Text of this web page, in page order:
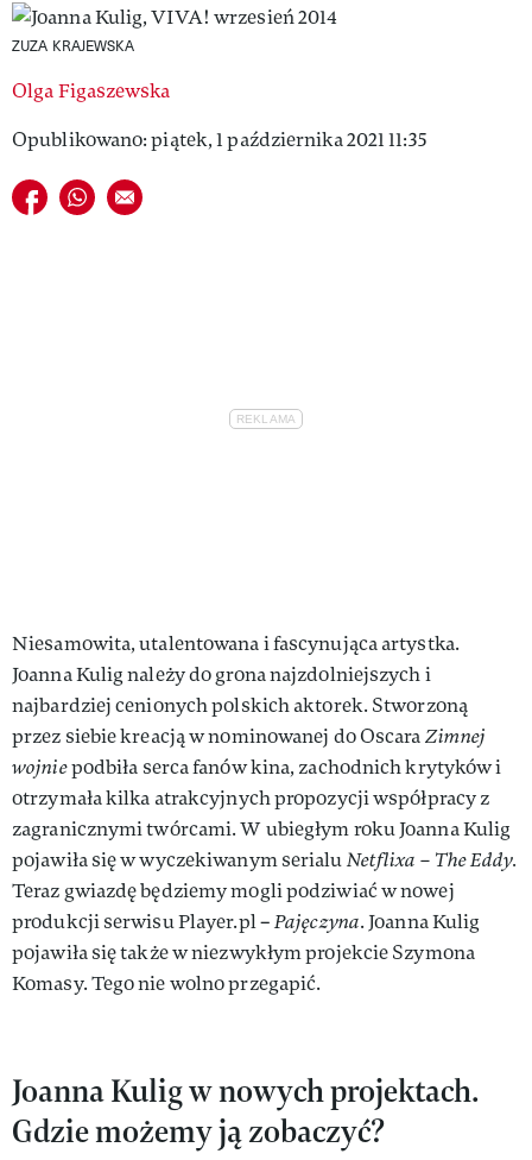
VIVA!PEOPLE POWER
VIVA!ITAKA
MAGAZYN VIVA!
ZUZA KRAJEWSKA
Olga Figaszewska
Opublikowano: piątek, 1 października 2021 11:35
Udostępnij na facebook
Udostępnij na whatsapp
E-mail do przyjaciela
Niesamowita, utalentowana i fascynująca artystka.
Joanna Kulig należy do grona najzdolniejszych i
najbardziej cenionych polskich aktorek. Stworzoną
przez siebie kreacją w nominowanej do OscaraZimnej
wojniepodbiła serca fanów kina, zachodnich krytyków i
otrzymała kilka atrakcyjnych propozycji współpracy z
zagranicznymi twórcami. W ubiegłym roku Joanna Kulig
pojawiła się w wyczekiwanym serialuNetflixa – The Eddy.
Teraz gwiazdę będziemy mogli podziwiać w nowej
produkcji serwisu Player.pl –Pajęczyna. Joanna Kulig
pojawiła się także w niezwykłym projekcie Szymona
Komasy. Tego nie wolno przegapić.
Joanna Kulig w nowych projektach.
Gdzie możemy ją zobaczyć?